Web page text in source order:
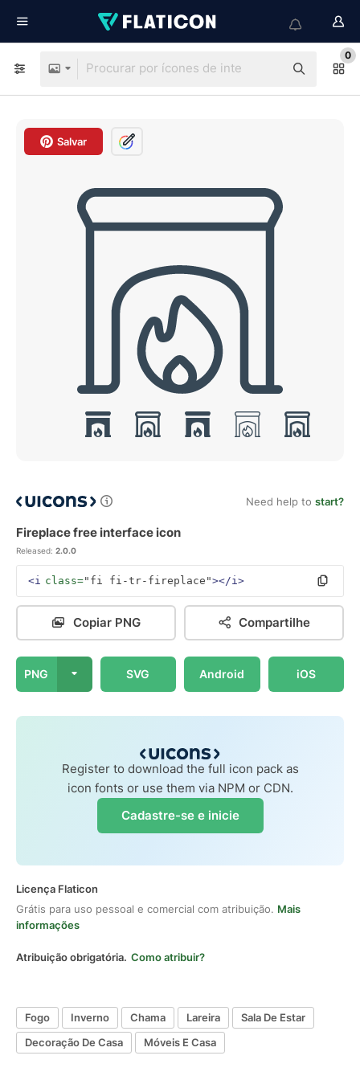
0
Salvar
Need help to start?
Fireplace free interface icon
Released: 2.0.0
<i class="fi fi-tr-fireplace"></i>
Copiar PNG Compartilhe
PNG SVG Android iOS
Register to download the full icon pack as
icon fonts or use them via NPM or CDN.
Cadastre-se e inicie
Licença Flaticon
Grátis para uso pessoal e comercial com atribuição. Mais
informações
Atribuição obrigatória. Como atribuir?
Fogo Inverno Chama Lareira
Sala De Estar
Decoração De Casa
Móveis E Casa